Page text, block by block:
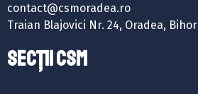
contact@csmoradea.ro
Traian Blajovici Nr. 24, Oradea, Bihor
SECȚII CSM